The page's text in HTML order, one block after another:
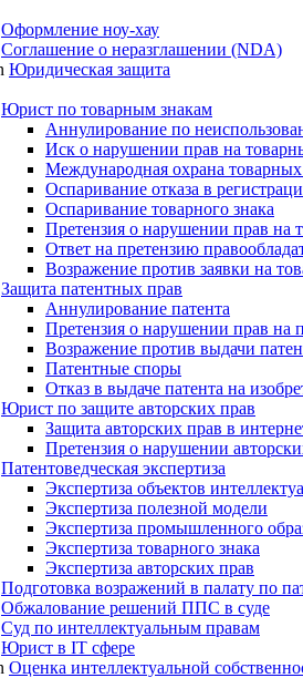
Оформление ноу-хау
Соглашение о неразглашении (NDA)
Юридическая защита
Юрист по товарным знакам
Аннулирование по
Иск о нарушении прав на
Международная охрана товарных
Оспаривание отказа в
Оспаривание товарного знака
Претензия о нарушении прав на
Ответ на претензию
Возражение против заявки на
Защита патентных прав
Аннулирование патента
Претензия о нарушении прав на
Возражение против выдачи
Патентные споры
Отказ в выдаче патента на
Юрист по защите авторских прав
Защита авторских прав в
Претензия о нарушении
Патентоведческая экспертиза
Экспертиза объектов
Экспертиза полезной модели
Экспертиза промышленного
Экспертиза товарного знака
Экспертиза авторских прав
Подготовка возражений в палату по
Обжалование решений ППС в суде
Суд по интеллектуальным правам
Юрист в IT сфере
Оценка интеллектуальной